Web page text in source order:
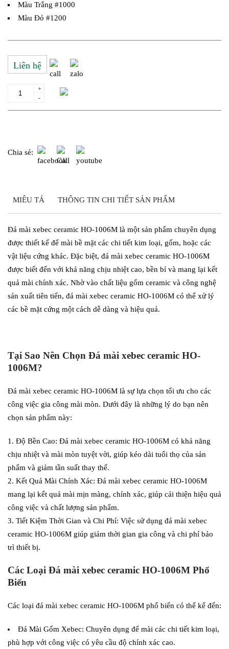
Màu Trắng #1000
Màu Đỏ #1200
Liên hệ
+
-
Chia sẻ:
MIÊU TẢ THÔNG TIN CHI TIẾT SẢN PHẨM
Đá mài xebec ceramic HO-1006M là một sản phẩm chuyên dụng
được thiết kế để mài bề mặt các chi tiết kim loại, gốm, hoặc các
vật liệu cứng khác. Đặc biệt, đá mài xebec ceramic HO-1006M
được biết đến với khả năng chịu nhiệt cao, bền bỉ và mang lại kết
quả mài chính xác. Nhờ vào chất liệu gốm ceramic và công nghệ
sản xuất tiên tiến, đá mài xebec ceramic HO-1006M có thể xử lý
các bề mặt cứng một cách dễ dàng và hiệu quả.
Tại Sao Nên Chọn Đá mài xebec ceramic HO-
1006M?
Đá mài xebec ceramic HO-1006M là sự lựa chọn tối ưu cho các
công việc gia công mài mòn. Dưới đây là những lý do bạn nên
chọn sản phẩm này:
Độ Bền Cao: Đá mài xebec ceramic HO-1006M có khả năng
chịu nhiệt và mài mòn tuyệt vời, giúp kéo dài tuổi thọ của sản
phẩm và giảm tần suất thay thế.
Kết Quả Mài Chính Xác: Đá mài xebec ceramic HO-1006M
mang lại kết quả mài mịn màng, chính xác, giúp cải thiện hiệu quả
công việc và chất lượng sản phẩm.
Tiết Kiệm Thời Gian và Chi Phí: Việc sử dụng đá mài xebec
ceramic HO-1006M giúp giảm thời gian gia công và chi phí bảo
trì thiết bị.
Các Loại Đá mài xebec ceramic HO-1006M Phổ
Biến
Các loại đá mài xebec ceramic HO-1006M phổ biến có thể kể đến:
Đá Mài Gốm Xebec: Chuyên dụng để mài các chi tiết kim loại,
phù hợp với công việc có yêu cầu độ chính xác cao.